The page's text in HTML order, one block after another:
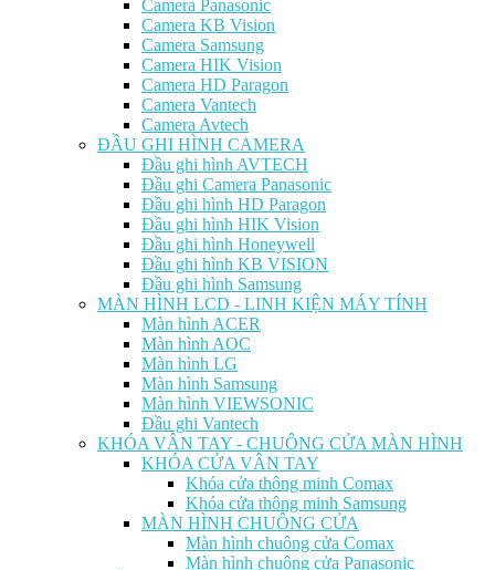
Camera Panasonic
Camera KB Vision
Camera Samsung
Camera HIK Vision
Camera HD Paragon
Camera Vantech
Camera Avtech
ĐẦU GHI HÌNH CAMERA
Đầu ghi hình AVTECH
Đầu ghi Camera Panasonic
Đầu ghi hình HD Paragon
Đầu ghi hình HIK Vision
Đầu ghi hình Honeywell
Đầu ghi hình KB VISION
Đầu ghi hình Samsung
MÀN HÌNH LCD - LINH KIỆN MÁY TÍNH
Màn hình ACER
Màn hình AOC
Màn hình LG
Màn hình Samsung
Màn hình VIEWSONIC
Đầu ghi Vantech
KHÓA VÂN TAY - CHUÔNG CỬA MÀN HÌNH
KHÓA CỬA VÂN TAY
Khóa cửa thông minh Comax
Khóa cửa thông minh Samsung
MÀN HÌNH CHUÔNG CỬA
Màn hình chuông cửa Comax
Màn hình chuông cửa Panasonic